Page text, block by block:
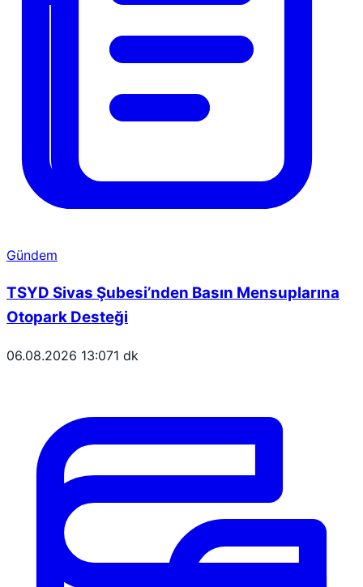
Gündem
TSYD Sivas Şubesi’nden Basın Mensuplarına
Otopark Desteği
06.08.2026 13:071 dk